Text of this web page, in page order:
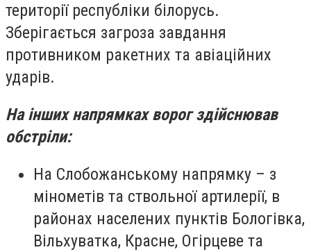
території республіки білорусь.
Зберігається загроза завдання
противником ракетних та авіаційних
ударів.
На інших напрямках ворог здійснював
обстріли:
На Слобожанському напрямку – з
мінометів та ствольної артилерії, в
районах населених пунктів Бологівка,
Вільхуватка, Красне, Огірцеве та